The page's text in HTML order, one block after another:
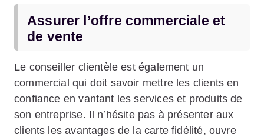
Assurer l’offre commerciale et
de vente
Le conseiller clientèle est également un
commercial qui doit savoir mettre les clients en
confiance en vantant les services et produits de
son entreprise. Il n’hésite pas à présenter aux
clients les avantages de la carte fidélité, ouvre